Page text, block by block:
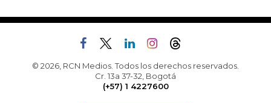
© 2026, RCN Medios. Todos los derechos reservados.
Cr. 13a 37-32, Bogotá
(+57) 1 4227600